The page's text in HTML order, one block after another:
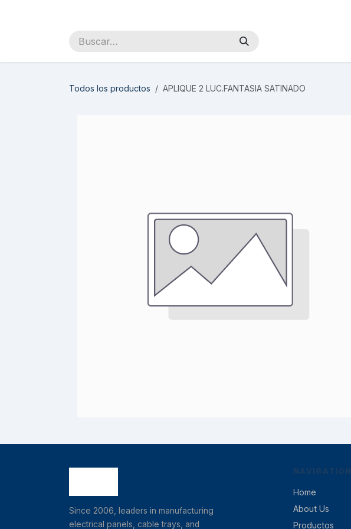
Todos los productos APLIQUE 2 LUC.FANTASIA SATINADO
Since 2006, leaders in manufacturing
electrical panels, cable trays, and
NAVIGATION
Home
About Us
Productos